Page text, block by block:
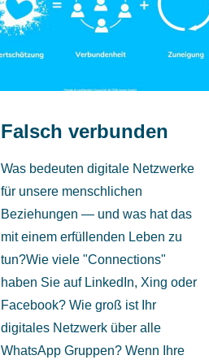
Falsch verbunden
Was bedeuten digitale Netzwerke
für unsere menschlichen
Beziehungen — und was hat das
mit einem erfüllenden Leben zu
tun?Wie viele "Connections"
haben Sie auf LinkedIn, Xing oder
Facebook? Wie groß ist Ihr
digitales Netzwerk über alle
WhatsApp Gruppen? Wenn Ihre